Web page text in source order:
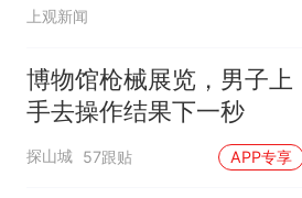
上观新闻
博物馆枪械展览，男子上
手去操作结果下一秒
探山城 57跟贴 APP专享